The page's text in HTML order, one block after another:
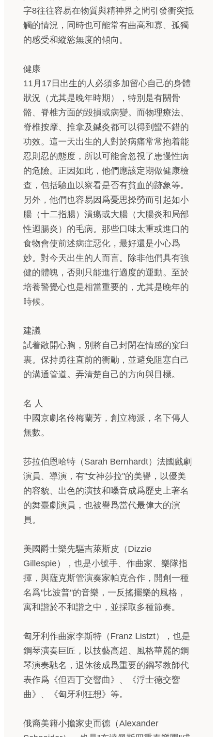
字8往往容易在物質與精神界之間引發衝突抵
觸的情況，同時也可能常有曲高和寡、孤獨
的感受和縱慾無度的傾向。
健康
11月17日出生的人必須多加留心自己的身體
狀況（尤其是晚年時期），特別是有關骨
骼、脊椎方面的毀損或病變。而物理療法、
脊椎按摩、推拿及鍼灸都可以得到蠻不錯的
功效。這一天出生的人對於病痛常常抱着能
忍則忍的態度，所以可能會忽視了患慢性病
的危險。正因如此，他們應該定期做健康檢
查，包括驗血以察看是否有貧血的跡象等。
另外，他們也容易因爲憂思操勞而引起如小
腸（十二指腸）潰瘍或大腸（大腸炎和局部
性迴腸炎）的毛病。那些口味太重或進口的
食物會使前述病症惡化，最好還是小心爲
妙。對今天出生的人而言。除非他們具有強
健的體魄，否則只能進行適度的運動。至於
培養警覺心也是相當重要的，尤其是晚年的
時候。
建議
試着敞開心胸，別將自己封閉在情感的窠臼
裏。保持勇往直前的衝動，並避免阻塞自己
的溝通管道。弄清楚自己的方向與目標。
名 人
中國京劇名伶梅蘭芳，創立梅派，名下傳人
無數。
莎拉伯恩哈特（Sarah Bernhardt）法國戲劇
演員、導演，有"女神莎拉"的美譽，以優美
的容貌、出色的演技和嗓音成爲歷史上著名
的舞臺劇演員，也被譽爲當代最偉大的演
員。
美國爵士樂先驅吉萊斯皮（Dizzie
Gillespie），也是小號手、作曲家、樂隊指
揮，與薩克斯管演奏家帕克合作，開創一種
名爲"比波普"的音樂，一反搖擺樂的風格，
寓和諧於不和諧之中，並採取多種節奏。
匈牙利作曲家李斯特（Franz Listzt），也是
鋼琴演奏巨匠，以技藝高超、風格華麗的鋼
琴演奏馳名，退休後成爲重要的鋼琴教師代
表作爲《但西丁交響曲》、《浮士德交響
曲》、《匈牙利狂想》等。
俄裔美籍小擔家史而德（Alexander